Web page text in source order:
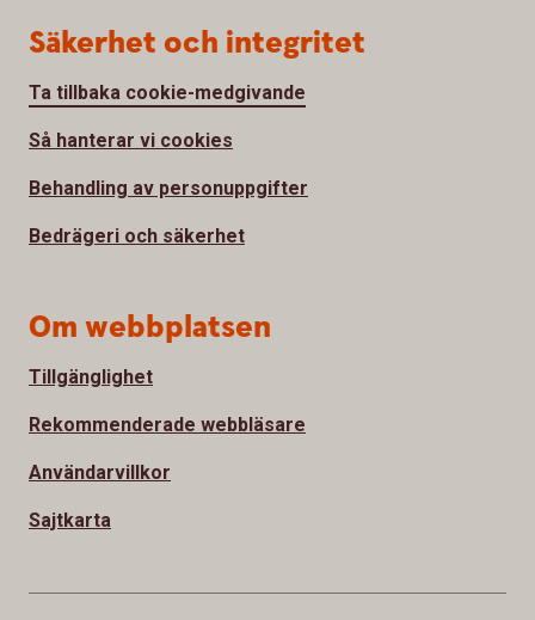
Säkerhet och integritet
Ta tillbaka cookie-medgivande
Så hanterar vi cookies
Behandling av personuppgifter
Bedrägeri och säkerhet
Om webbplatsen
Tillgänglighet
Rekommenderade webbläsare
Användarvillkor
Sajtkarta